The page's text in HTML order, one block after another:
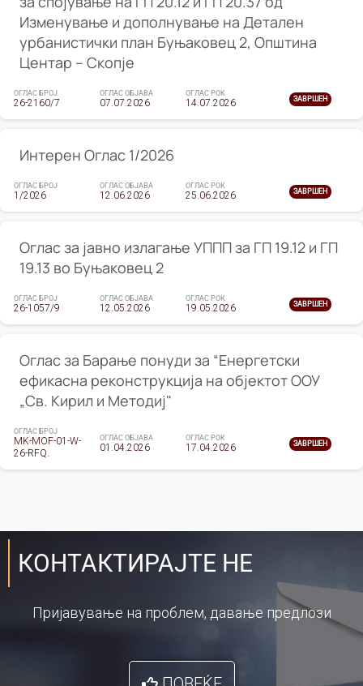
Изменување и дополнување на Детален
урбанистички план Буњаковец 2, Општина
Центар – Скопје
ОГЛАС БРОЈ
26-2160/7
ОГЛАС ОБЈАВА
07.07.2026
ОГЛАС РОК
14.07.2026 ЗАВРШЕН
Интерен Оглас 1/2026
ОГЛАС БРОЈ
1/2026
ОГЛАС ОБЈАВА
12.06.2026
ОГЛАС РОК
25.06.2026 ЗАВРШЕН
Оглас за јавно излагање УППП за ГП 19.12 и ГП
19.13 во Буњаковец 2
ОГЛАС БРОЈ
26-1057/9
ОГЛАС ОБЈАВА
12.05.2026
ОГЛАС РОК
19.05.2026 ЗАВРШЕН
Оглас за Барање понуди за “Енергетски
ефикасна реконструкција на објектот ООУ
„Св. Кирил и Методиј"
ОГЛАС БРОЈ
MK-MOF-01-W-
26-RFQ.
ОГЛАС ОБЈАВА
01.04.2026
ОГЛАС РОК
17.04.2026 ЗАВРШЕН
КОНТАКТИРАЈТЕ НЕ
Пријавување на проблем, давање предлози